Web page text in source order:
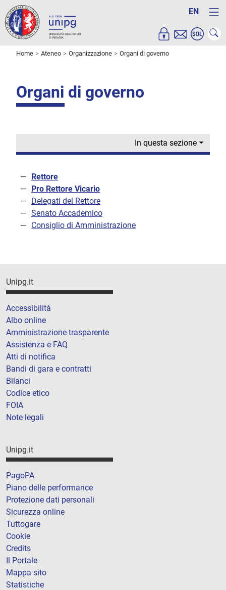
EN
Home Ateneo Organizzazione Organi di governo
Organi di governo
In questa sezione
Rettore
Pro Rettore Vicario
Delegati del Rettore
Senato Accademico
Consiglio di Amministrazione
Unipg.it
Accessibilità
Albo online
Amministrazione trasparente
Assistenza e FAQ
Atti di notifica
Bandi di gara e contratti
Bilanci
Codice etico
FOIA
Note legali
Unipg.it
PagoPA
Piano delle performance
Protezione dati personali
Sicurezza online
Tuttogare
Cookie
Credits
Il Portale
Mappa sito
Statistiche